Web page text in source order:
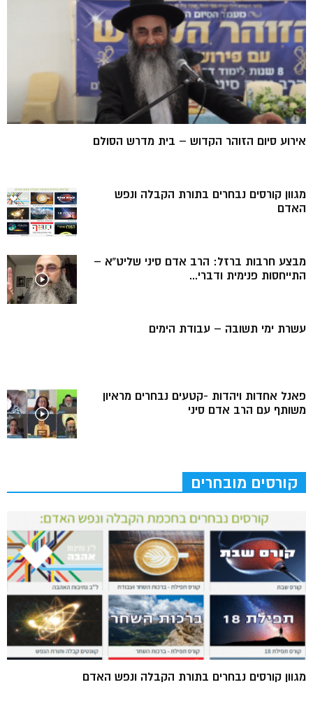
אירוע סיום הזוהר הקדוש – בית מדרש הסולם
מגוון קורסים נבחרים בתורת הקבלה ונפש
האדם
מבצע חרבות ברזל: הרב אדם סיני שליט”א –
התייחסות פנימית ודברי...
עשרת ימי תשובה – עבודת הימים
פאנל אחדות ויהדות -קטעים נבחרים מראיון
משותף עם הרב אדם סיני
קורסים מובחרים
מגוון קורסים נבחרים בתורת הקבלה ונפש האדם